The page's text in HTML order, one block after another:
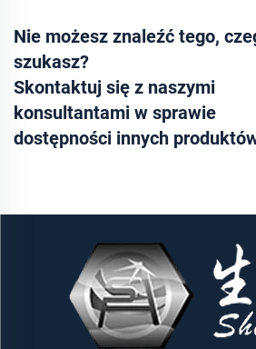
Nie możesz znaleźć tego,
szukasz?
Skontaktuj się z naszymi
konsultantami w sprawie
dostępności innych